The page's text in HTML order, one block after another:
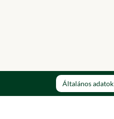
Általános adatok